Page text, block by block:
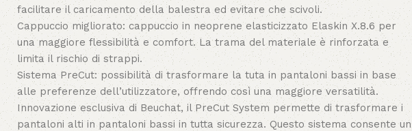
facilitare il caricamento della balestra ed evitare che scivoli.
Cappuccio migliorato: cappuccio in neoprene elasticizzato Elaskin X.8.6 per
una maggiore flessibilità e comfort. La trama del materiale è rinforzata e
limita il rischio di strappi.
Sistema PreCut: possibilità di trasformare la tuta in pantaloni bassi in base
alle preferenze dell’utilizzatore, offrendo così una maggiore versatilità.
Innovazione esclusiva di Beuchat, il PreCut System permette di trasformare i
pantaloni alti in pantaloni bassi in tutta sicurezza. Questo sistema consente un